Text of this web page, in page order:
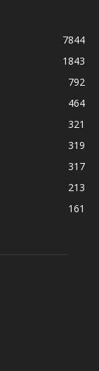
7844
1843
792
464
321
319
317
213
161